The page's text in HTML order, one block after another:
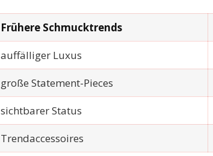
Frühere Schmucktrends
auffälliger Luxus
große Statement-Pieces
sichtbarer Status
Trendaccessoires